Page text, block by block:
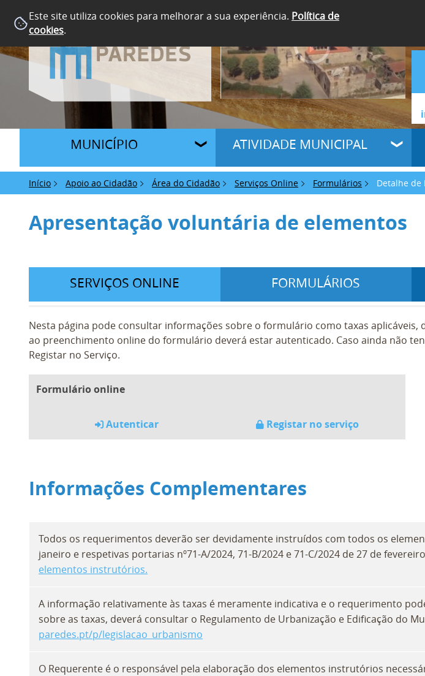
Este site utiliza cookies para melhorar a sua experiência. Política de
cookies.
MUNICÍPIO ATIVIDADE MUNICIPAL
Início Apoio ao Cidadão Área do Cidadão Serviços Online Formulários Detalhe de
Apresentação voluntária de elementos
SERVIÇOS ONLINE FORMULÁRIOS
Nesta página pode consultar informações sobre o formulário como taxas
ao preenchimento online do formulário deverá estar autenticado. Caso ainda não
Registar no Serviço.
Formulário online
Autenticar Registar no serviço
Informações Complementares
Todos os requerimentos deverão ser devidamente instruídos com todos os
janeiro e respetivas portarias nº71-A/2024, 71-B/2024 e 71-C/2024 de 27 de
elementos instrutórios.
A informação relativamente às taxas é meramente indicativa e o requerimento
sobre as taxas, deverá consultar o Regulamento de Urbanização e Edificação do
paredes.pt/p/legislacao_urbanismo
O Requerente é o responsável pela elaboração dos elementos instrutórios